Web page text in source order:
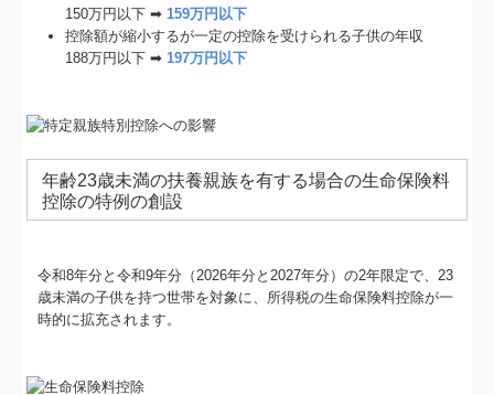
150万円以下 ➡ 159万円以下
控除額が縮小するが一定の控除を受けられる子供の年収
188万円以下 ➡ 197万円以下
年齢23歳未満の扶養親族を有する場合の生命保険料
控除の特例の創設
令和8年分と令和9年分（2026年分と2027年分）の2年限定で、23
歳未満の子供を持つ世帯を対象に、所得税の生命保険料控除が一
時的に拡充されます。